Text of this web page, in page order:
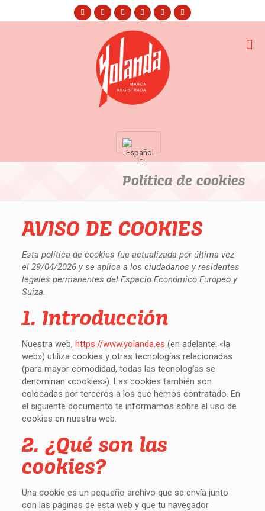
Política de cookies
AVISO DE COOKIES
Esta política de cookies fue actualizada por última vez
el 29/04/2026 y se aplica a los ciudadanos y residentes
legales permanentes del Espacio Económico Europeo y
Suiza.
1. Introducción
Nuestra web, https://www.yolanda.es (en adelante: «la
web») utiliza cookies y otras tecnologías relacionadas
(para mayor comodidad, todas las tecnologías se
denominan «cookies»). Las cookies también son
colocadas por terceros a los que hemos contratado. En
el siguiente documento te informamos sobre el uso de
cookies en nuestra web.
2. ¿Qué son las
cookies?
Una cookie es un pequeño archivo que se envía junto
con las páginas de esta web y que tu navegador